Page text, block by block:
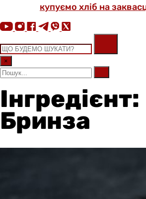
купуємо хліб на
×
Інгредієнт:
Бринза